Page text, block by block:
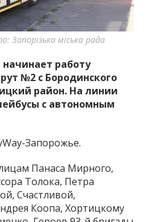
Запорізька міська рада
работу
№2 с Бородинского
район. На линии
с автономным
Запорожье.
Панаса Мирного,
Толока, Петра
Счастливой,
Коопа, Хортицкому